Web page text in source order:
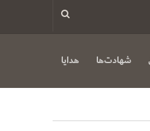
جستجو
شهادت‌ها هدایا